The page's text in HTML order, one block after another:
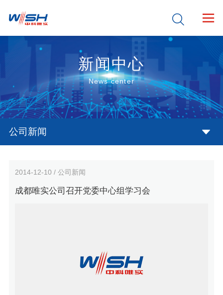
 
新闻中心
News center
公司新闻
2014-12-10 / 公司新闻
成都唯实公司召开党委中心组学习会